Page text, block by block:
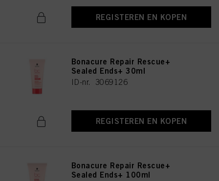
REGISTEREN EN KOPEN
Bonacure Repair Rescue+
Sealed Ends+ 30ml
ID-nr. 3069126
REGISTEREN EN KOPEN
Bonacure Repair Rescue+
Sealed Ends+ 100ml